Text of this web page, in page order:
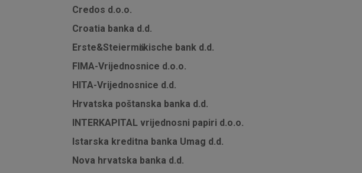
Credos d.o.o.
Croatia banka d.d.
Erste&Steiermӓrkische bank d.d.
FIMA-Vrijednosnice d.o.o.
HITA-Vrijednosnice d.d.
Hrvatska poštanska banka d.d.
INTERKAPITAL vrijednosni papiri d.o.o.
Istarska kreditna banka Umag d.d.
Nova hrvatska banka d.d.